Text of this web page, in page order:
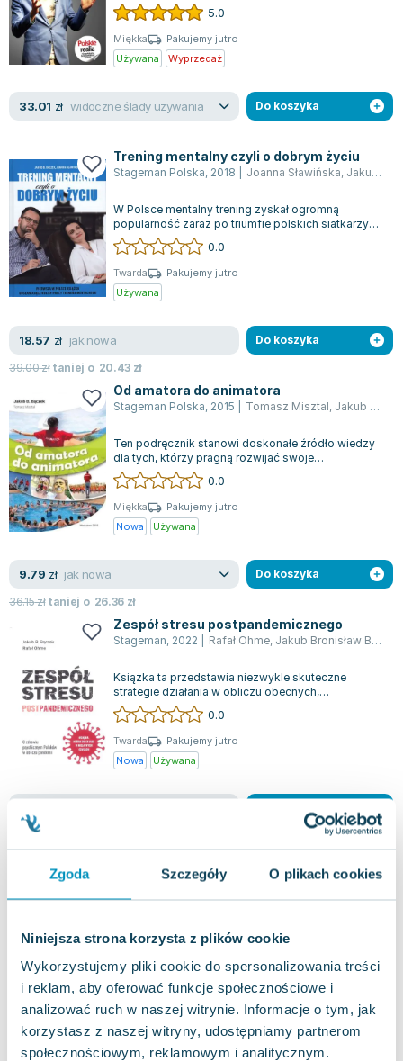
Zgoda Szczegóły O plikach cookies
Niniejsza strona korzysta z plików cookie
Wykorzystujemy pliki cookie do spersonalizowania treści
i reklam, aby oferować funkcje społecznościowe i
analizować ruch w naszej witrynie. Informacje o tym, jak
korzystasz z naszej witryny, udostępniamy partnerom
społecznościowym, reklamowym i analitycznym.
Joseph Murphy
Jan Sztaudynger
Aleksander Puszkin
Małgorzata Ohme
Leszek Czarnecki
Joanna Racewicz
Maria Seweryn
Janina Zającówna
Eric Helms
Anna Prus (oprac.)
Nela Mała Reporterka
Barbara Wrzesińska
Terry Pratchett
Virginia Woolf
Lorraine Warren
Ajahn Brahm
Lucinda Riley
Jacek Walkiewicz
uwagę wszystkich aspirujących przedsiębio...
5.0
Miękka
Pakujemy jutro
Używana
Wyprzedaż
33.01 zł widoczne ślady używania Do koszyka
Trening mentalny czyli o dobrym życiu
Stageman Polska, 2018 Joanna Sławińska, Jakub Bronisław Bączek
W Polsce mentalny trening zyskał ogromną
popularność zaraz po triumfie polskich siatkarzy
prowadzonych przez Stephana Antigę, któr...
0.0
Twarda
Pakujemy jutro
Używana
18.57 zł jak nowa
39.00złtaniej o 20.43 zł
Do koszyka
Od amatora do animatora
Stageman Polska, 2015 Tomasz Misztal, Jakub Bronisław Bączek
Ten podręcznik stanowi doskonałe źródło wiedzy
dla tych, którzy pragną rozwijać swoje
kompetencje w dziedzinie animacji czasu woln...
0.0
Miękka
Pakujemy jutro
Nowa
Używana
9.79 zł jak nowa
36.15złtaniej o 26.36 zł
Do koszyka
Zespół stresu postpandemicznego
Stageman, 2022 Rafał Ohme, Jakub Bronisław Bączek
Książka ta przedstawia niezwykle skuteczne
strategie działania w obliczu obecnych,
wymagających czasów, które wywołały na
świecie...
0.0
Twarda
Pakujemy jutro
Nowa
Używana
48.99zł
Stageman Polska,2014 Jakub Bronisław Bączek
pracy, skutecznym planowaniem e...
Miękka
Pakujemy jutro
Używana
zł Do koszyka